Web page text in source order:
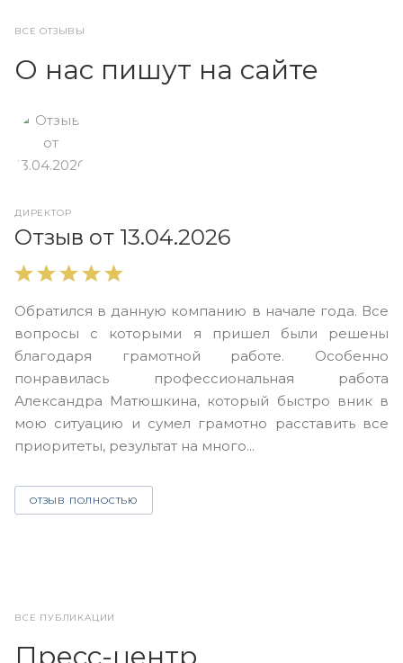
ВСЕ ОТЗЫВЫ
О нас пишут на сайте
ДИРЕКТОР
Отзыв от 13.04.2026
Обратился в данную компанию в начале года. Все
вопросы с которыми я пришел были решены
благодаря грамотной работе. Особенно
понравилась профессиональная работа
Александра Матюшкина, который быстро вник в
мою ситуацию и сумел грамотно расставить все
приоритеты, результат на много...
ОТЗЫВ ПОЛНОСТЬЮ
ВСЕ ПУБЛИКАЦИИ
Пресс-центр